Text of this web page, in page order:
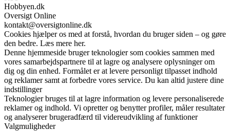
Hobbyen.dk
Oversigt Online
kontakt@oversigtonline.dk
Cookies hjælper os med at forstå, hvordan du bruger siden – og gøre
den bedre. Læs mere her.
Denne hjemmeside bruger teknologier som cookies sammen med
vores samarbejdspartnere til at lagre og analysere oplysninger om
dig og din enhed. Formålet er at levere personligt tilpasset indhold
og reklamer samt at forbedre vores service. Du kan altid justere dine
indstillinger
Teknologier bruges til at lagre information og levere personaliserede
reklamer og indhold. Vi opretter og benytter profiler, måler resultater
og analyserer brugeradfærd til videreudvikling af funktioner
Valgmuligheder